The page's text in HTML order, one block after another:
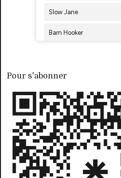
Pour s'abonner